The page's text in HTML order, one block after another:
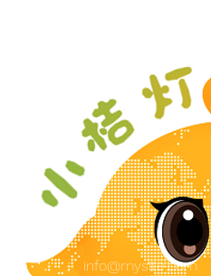
info@mysite.com